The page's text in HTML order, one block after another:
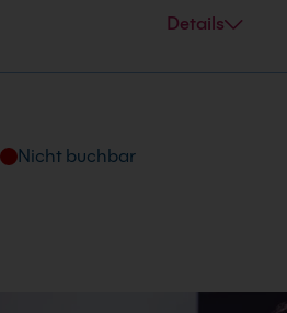
Details
Nicht buchbar